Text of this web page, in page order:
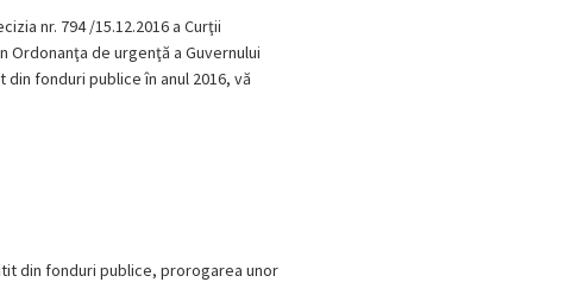
nr. 794 /15.12.2016 a Curţii
de urgenţă a Guvernului
fonduri publice în anul 2016, vă
din fonduri publice, prorogarea unor